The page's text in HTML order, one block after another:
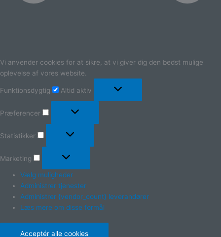
Vi anvender cookies for at sikre, at vi giver dig den bedst mulige
oplevelse af vores website.
Funktionsdygtig Altid aktiv
Præferencer
Statistikker
Marketing
Vælg muligheder
Administrer tjenester
Administrer {vendor_count} leverandører
Læs mere om disse formål
Acceptér alle cookies